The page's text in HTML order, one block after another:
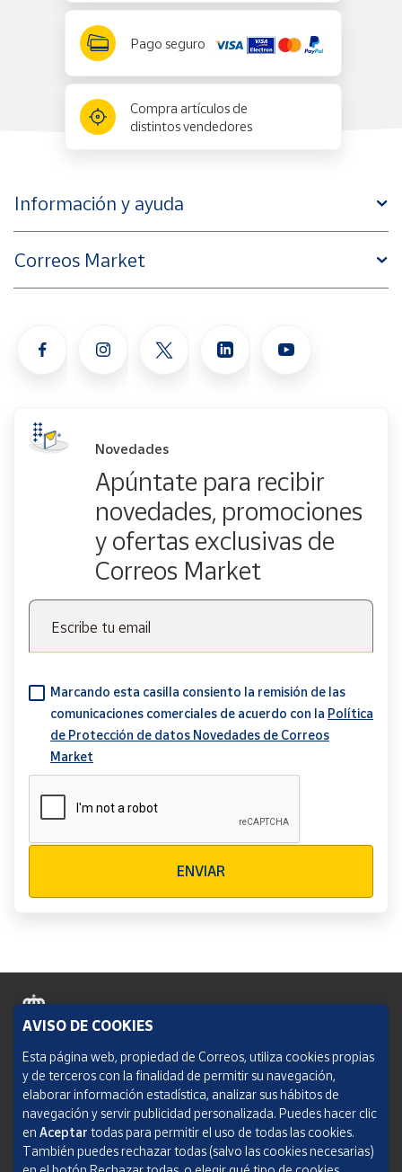
Pago seguro
Compra artículos de
distintos vendedores
Información y ayuda
Correos Market
Novedades
Apúntate para recibir
novedades, promociones
y ofertas exclusivas de
Correos Market
Escribe tu email
Marcando esta casilla consiento la remisión de las
comunicaciones comerciales de acuerdo con la Política
de Protección de datos Novedades de Correos
Market
ENVIAR
Política de cookies
Aviso legal
Condiciones del servicio
Política de Privacidad Web
AVISO DE COOKIES
Esta página web, propiedad de Correos, utiliza cookies propias
y de terceros con la finalidad de permitir su navegación,
elaborar información estadística, analizar sus hábitos de
navegación y servir publicidad personalizada. Puedes hacer clic
en Aceptar todas para permitir el uso de todas las cookies.
También puedes rechazar todas (salvo las cookies necesarias)